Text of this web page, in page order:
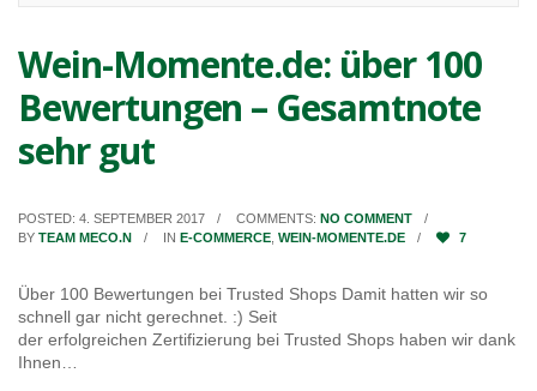
Wein-Momente.de: über 100
Bewertungen – Gesamtnote
sehr gut
POSTED: 4. SEPTEMBER 2017 COMMENTS: NO COMMENT
BY TEAM MECO.N IN E-COMMERCE WEIN-MOMENTE.DE 7
Über 100 Bewertungen bei Trusted Shops Damit hatten wir so
schnell gar nicht gerechnet. :) Seit
der erfolgreichen Zertifizierung bei Trusted Shops haben wir dank
Ihnen…